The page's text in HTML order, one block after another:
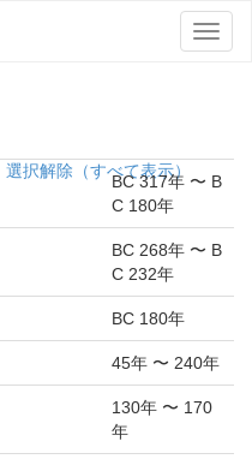
T
o
n
v
a
i
o
選択解除（すべて表示）
BC 317年 〜 B
C 180年
BC 268年 〜 B
C 232年
BC 180年
45年 〜 240年
130年 〜 170
年